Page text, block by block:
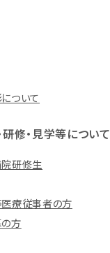
ついて
修・見学等について
院研修生
療従事者の方
方